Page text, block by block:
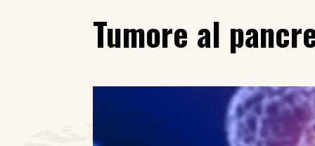
Tumore al